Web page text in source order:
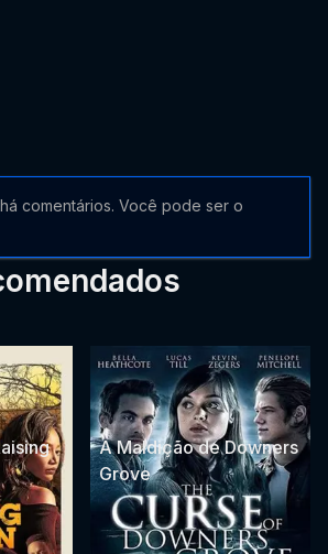
comentários. Você pode ser o
A Maldição de Downers
Grove